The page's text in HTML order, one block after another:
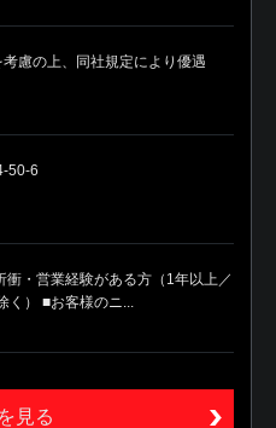
慮の上、同社規定により優遇
50-6
衝・営業経験がある方（1年以上／
） ■お客様のニ...
見る